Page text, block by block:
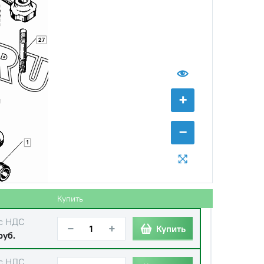
+
−
1
27
Купить
НДС
НДС
− + Купить
НДС
− + Купить
НДС